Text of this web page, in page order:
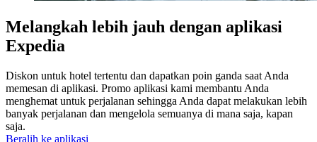
Melangkah lebih jauh dengan aplikasi
Expedia
Diskon untuk hotel tertentu dan dapatkan poin ganda saat Anda
memesan di aplikasi. Promo aplikasi kami membantu Anda
menghemat untuk perjalanan sehingga Anda dapat melakukan lebih
banyak perjalanan dan mengelola semuanya di mana saja, kapan
saja.
Beralih ke aplikasi